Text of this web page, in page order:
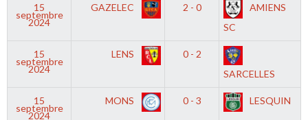
15
septembre
2024
GAZELEC 2 - 0
AMIENS
SC
15
septembre
2024
LENS
0 - 2
SARCELLES
15
septembre
2024
MONS 0 - 3 LESQUIN